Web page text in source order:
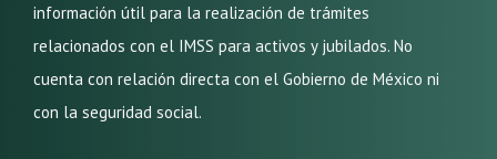
información útil para la realización de trámites
relacionados con el IMSS para activos y jubilados. No
cuenta con relación directa con el Gobierno de México ni
con la seguridad social.